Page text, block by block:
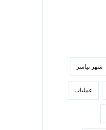
شهر نیاسر
عملیات